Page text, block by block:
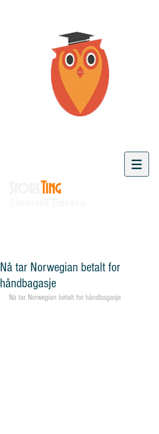
Ting
Nå tar Norwegian betalt for
håndbagasje
Nå tar Norwegian betalt for håndbagasje